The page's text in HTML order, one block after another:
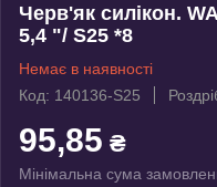
Черв'як силікон.
5,4 "/ S25 *8
Немає в наявності
Код: 140136-S25
95,85 ₴
Мінімальна сума